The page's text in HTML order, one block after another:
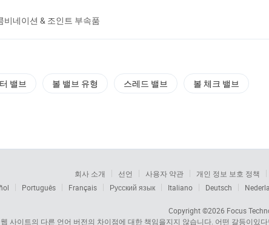
비네이션 & 조인트 부속품
밸브 볼 밸브 유형 스레드 밸브 볼 체크 밸브
회사 소개 선언 사용자 약관 개인 정보 보호 정책
Português Français Русский язык Italiano Deutsch
Copyright ©2026 Focus
사이트의 다른 언어 버전의 차이점에 대한 책임을지지 않습니다. 어떤 갈등이있